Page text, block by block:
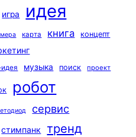
игра идея
карта книга
концепт
музыка поиск проект
робот
сервис
стимпанк тренд